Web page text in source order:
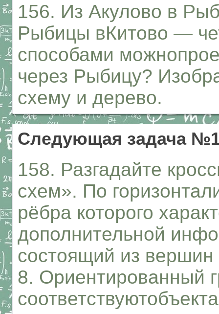
156. Из Акулово в
Рыбицы вКитово —
способами
через Рыбицу?
схему и дерево.
Следующая задача
158. Разгадайте
схем». По
рёбра которого
дополнительной
состоящий из
8. Ориентированный